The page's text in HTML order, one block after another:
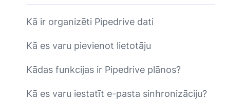
Kā ir organizēti Pipedrive dati
Kā es varu pievienot lietotāju
Kādas funkcijas ir Pipedrive plānos?
Kā es varu iestatīt e-pasta sinhronizāciju?